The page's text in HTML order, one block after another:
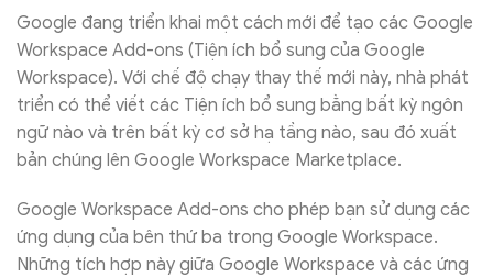
Google đang triển khai một cách mới để tạo các Google
Workspace Add-ons (Tiện ích bổ sung của Google
Workspace). Với chế độ chạy thay thế mới này, nhà phát
triển có thể viết các Tiện ích bổ sung bằng bất kỳ ngôn
ngữ nào và trên bất kỳ cơ sở hạ tầng nào, sau đó xuất
bản chúng lên Google Workspace Marketplace.
Google Workspace Add-ons cho phép bạn sử dụng các
ứng dụng của bên thứ ba trong Google Workspace.
Những tích hợp này giữa Google Workspace và các ứng